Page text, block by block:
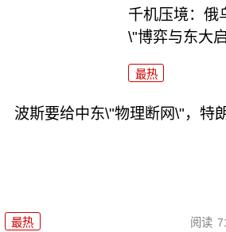
千机压境：俄
\"博弈与东大
最热
波斯要给中东\"物理断网\"，特
最热 阅读